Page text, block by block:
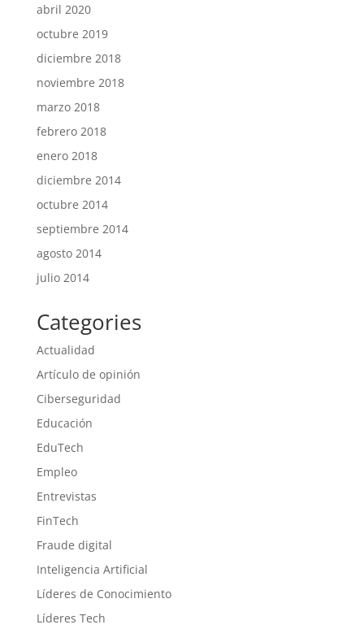
abril 2020
octubre 2019
diciembre 2018
noviembre 2018
marzo 2018
febrero 2018
enero 2018
diciembre 2014
octubre 2014
septiembre 2014
agosto 2014
julio 2014
Categories
Actualidad
Artículo de opinión
Ciberseguridad
Educación
EduTech
Empleo
Entrevistas
FinTech
Fraude digital
Inteligencia Artificial
Líderes de Conocimiento
Líderes Tech